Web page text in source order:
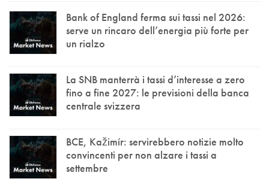
Bank of England ferma sui tassi nel 2026:
serve un rincaro dell’energia più forte per
un rialzo
La SNB manterrà i tassi d’interesse a zero
fino a fine 2027: le previsioni della banca
centrale svizzera
BCE, Kažimír: servirebbero notizie molto
convincenti per non alzare i tassi a
settembre